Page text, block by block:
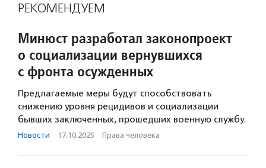
РЕКОМЕНДУЕМ
Минюст разработал законопроект
о социализации вернувшихся
с фронта осужденных
Предлагаемые меры будут способствовать
снижению уровня рецидивов и социализации
бывших заключенных, прошедших военную службу.
Новости · 17.10.2025 · Права человека